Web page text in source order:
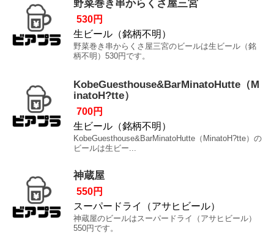
野菜巻き串からくさ屋三宮
530円
生ビール（銘柄不明）
野菜巻き串からくさ屋三宮のビールは生ビール（銘
柄不明）530円です。
KobeGuesthouse&BarMinatoHutte（M
inatoH?tte）
700円
生ビール（銘柄不明）
KobeGuesthouse&BarMinatoHutte（MinatoH?tte）の
ビールは生ビー...
神蔵屋
550円
スーパードライ（アサヒビール）
神蔵屋のビールはスーパードライ（アサヒビール）
550円です。